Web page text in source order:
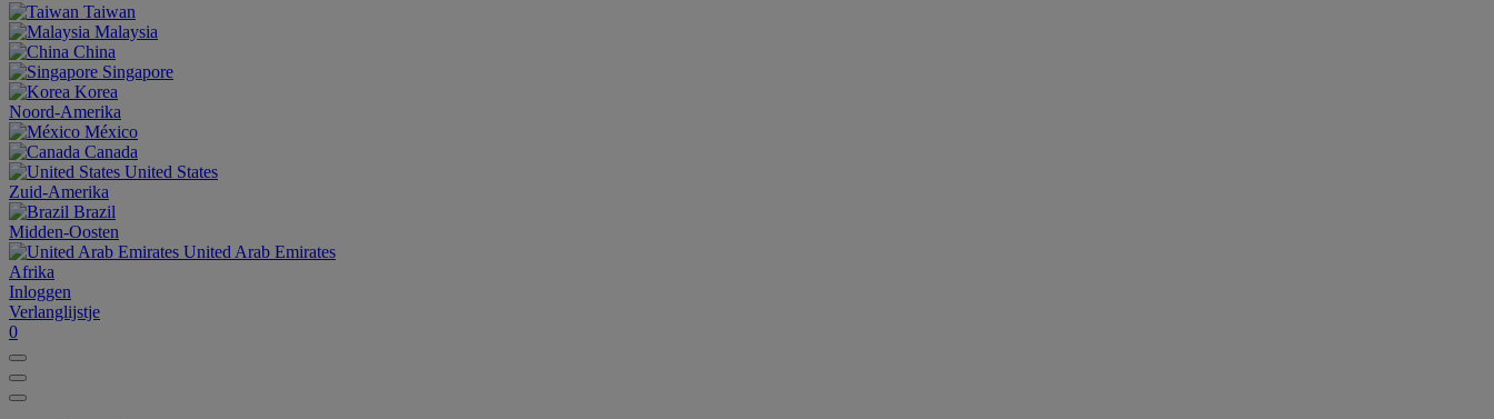
Taiwan
Malaysia
China
Singapore
Korea
Noord-Amerika
México
Canada
United States
Zuid-Amerika
Brazil
Midden-Oosten
United Arab Emirates
Afrika
Inloggen
Verlanglijstje
0